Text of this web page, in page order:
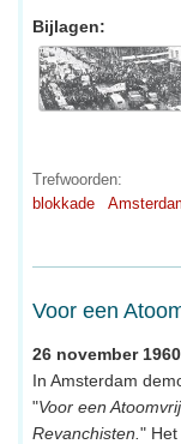
Bijlagen:
Trefwoorden:
blokkade
Voor een
26 november 1960
In Amsterdam
"Voor een
Revanchisten."